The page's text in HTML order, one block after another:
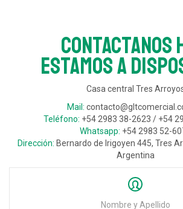
Contactanos
estamos a
Casa central Tres
Mail:
Teléfono: +54 2983 38-2623 / +54
Whatsapp: +54 2983 52-
Dirección: Bernardo de Irigoyen 445, Tres
Argentina